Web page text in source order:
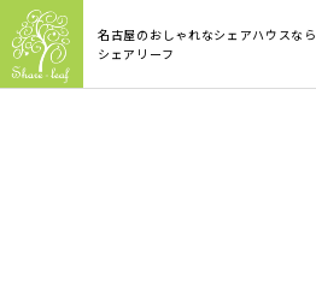
名古屋のおしゃれなシェアハウスなら
シェアリーフ